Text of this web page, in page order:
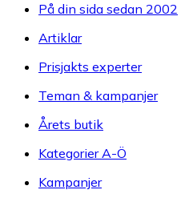
På din sida sedan 2002
Artiklar
Prisjakts experter
Teman & kampanjer
Årets butik
Kategorier A-Ö
Kampanjer